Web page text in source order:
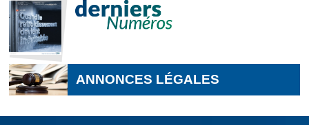
ANNONCES LÉGALES